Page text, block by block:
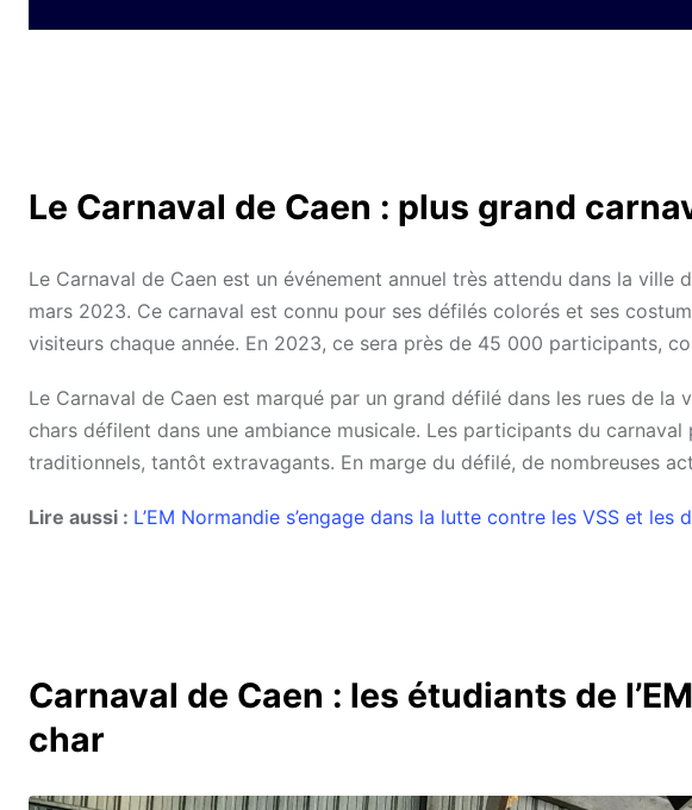
Le Carnaval de Caen : plus grand
Le Carnaval de Caen est un événement annuel très attendu dans la ville
mars 2023. Ce carnaval est connu pour ses défilés colorés et ses
visiteurs chaque année. En 2023, ce sera près de 45 000 participants,
Le Carnaval de Caen est marqué par un grand défilé dans les rues de
chars défilent dans une ambiance musicale. Les participants du
traditionnels, tantôt extravagants. En marge du défilé, de nombreuses
Lire aussi : L’EM Normandie s’engage dans la lutte contre les VSS et les
Carnaval de Caen : les étudiants de
char